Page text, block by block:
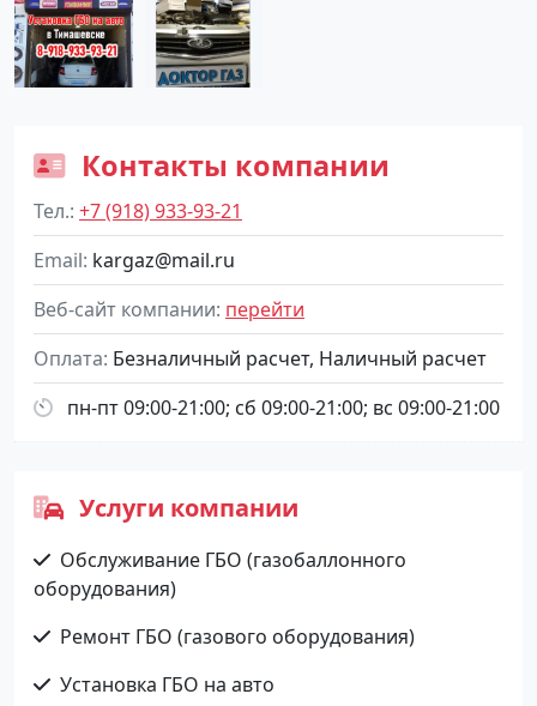
Контакты компании
Тел. +7 (918) 933-93-21
Email kargaz@mail.ru
Веб-сайт компании перейти
Оплата Безналичный расчет, Наличный расчет
пн-пт 09:00-21:00; сб 09:00-21:00; вс 09:00-21:00
Услуги компании
Обслуживание ГБО (газобаллонного
оборудования)
Ремонт ГБО (газового оборудования)
Установка ГБО на авто